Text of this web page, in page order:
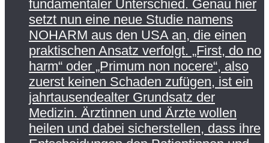
fundamentaler Unterschied. Genau hier
setzt nun eine neue Studie namens
NOHARM aus den USA an, die einen
praktischen Ansatz verfolgt. „First, do no
harm“ oder „Primum non nocere“, also
zuerst keinen Schaden zufügen, ist ein
jahrtausendealter Grundsatz der
Medizin. Ärztinnen und Ärzte wollen
heilen und dabei sicherstellen, dass ihre